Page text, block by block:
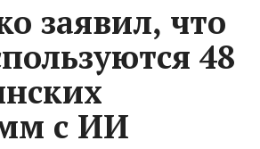
заявил, что
48
с ИИ